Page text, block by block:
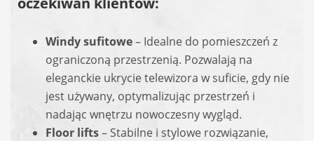
Windy sufitowe– Idealne do pomieszczeń z
ograniczoną przestrzenią. Pozwalają na
eleganckie ukrycie telewizora w suficie, gdy nie
jest używany, optymalizując przestrzeń i
nadając wnętrzu nowoczesny wygląd.
Floor lifts– Stabilne i stylowe rozwiązanie,